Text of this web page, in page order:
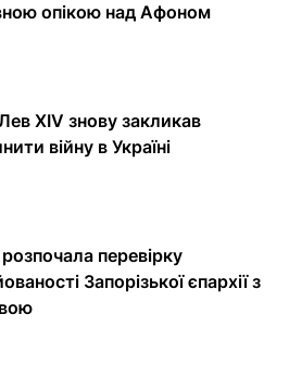
опікою над Афоном
XIV знову закликав
війну в Україні
перевірку
Запорізької єпархії з